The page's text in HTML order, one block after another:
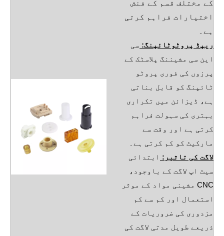
کے مختلف قسم کے فنش
اختیارات فراہم کرتی
ہے۔
ریپڈ پروٹوٹائپنگ: سی
این سی مشیننگ پلاسٹک کے
پرزوں کی فوری پروٹو
ٹائپنگ کو قابل بناتی
ہے، ڈیزائن میں تکراری
بہتری کی سہولت فراہم
کرتی ہے اور وقت سے
مارکیٹ کو کم کرتی ہے۔
لاگت کی تاثیر: ابتدائی
سیٹ اپ لاگت کے باوجود،
CNC مشینی مواد کے موثر
استعمال اور کم سے کم
مزدوری کی ضروریات کے
ذریعے طویل مدتی لاگت کی